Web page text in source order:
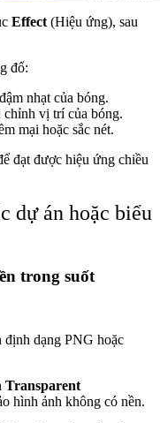
Effect (Hiệu ứng), sau
đổ:
nhạt của bóng.
chỉnh vị trí của bóng.
mại hoặc sắc nét.
đạt được hiệu ứng chiều
dự án hoặc biểu
trong suốt
dạng PNG hoặc
Transparent
hình ảnh không có nền.